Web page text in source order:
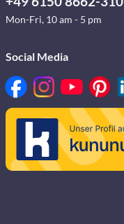
Mon-Fri, 10 am - 5 pm
Social Media